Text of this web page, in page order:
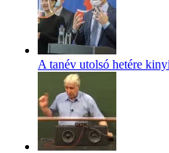
A tanév utolsó hetére